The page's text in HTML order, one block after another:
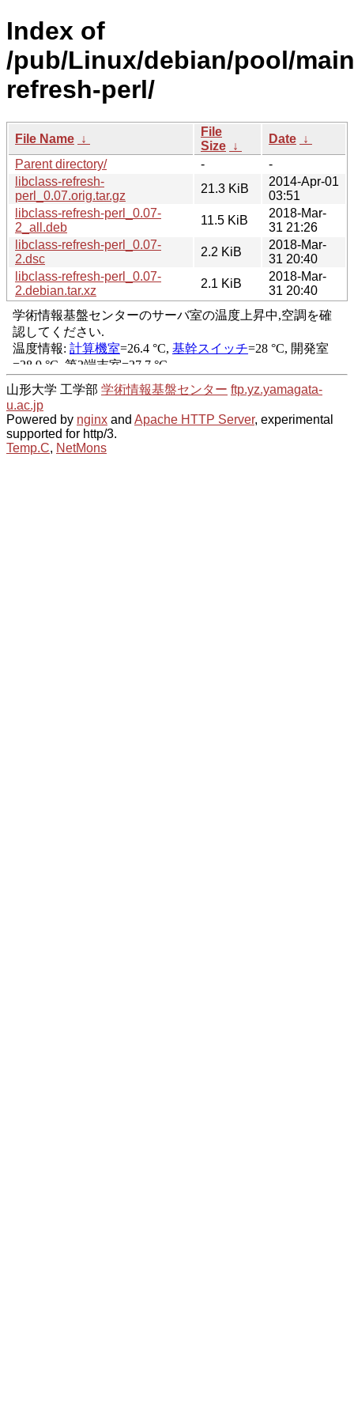
Index of
/pub/Linux/debian/pool/
refresh-perl/
File Name ↓
File
Size ↓
Date ↓
Parent directory/
-
-
libclass-refresh-
perl_0.07.orig.tar.gz
21.3 KiB
2014-Apr-01
03:51
libclass-refresh-perl_0.07-
2_all.deb
11.5 KiB
2018-Mar-
31 21:26
libclass-refresh-perl_0.07-
2.dsc
2.2 KiB
2018-Mar-
31 20:40
libclass-refresh-perl_0.07-
2.debian.tar.xz
2.1 KiB
2018-Mar-
31 20:40
山形大学 工学部 学術情報基盤センター ftp.yz.yamagata-
u.ac.jp
Powered by nginx and Apache HTTP Server, experimental
supported for http/3.
Temp.C, NetMons